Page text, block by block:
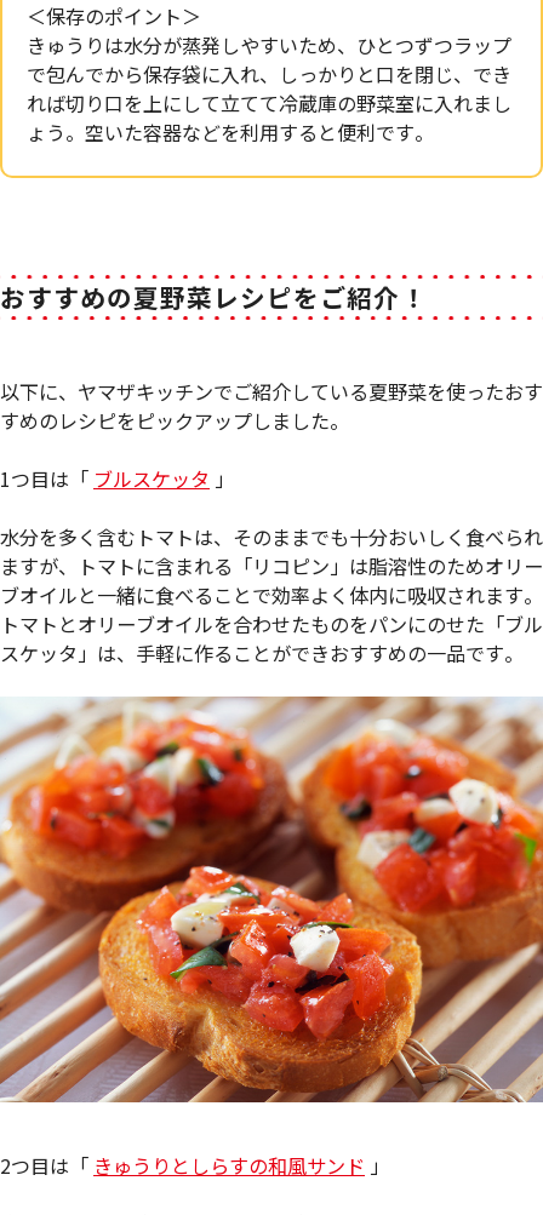
＜保存のポイント＞
きゅうりは水分が蒸発しやすいため、ひとつずつラップ
で包んでから保存袋に入れ、しっかりと口を閉じ、でき
れば切り口を上にして立てて冷蔵庫の野菜室に入れまし
ょう。空いた容器などを利用すると便利です。
おすすめの夏野菜レシピをご紹介！
以下に、ヤマザキッチンでご紹介している夏野菜を使ったおす
すめのレシピをピックアップしました。
1つ目は「 ブルスケッタ 」
水分を多く含むトマトは、そのままでも十分おいしく食べられ
ますが、トマトに含まれる「リコピン」は脂溶性のためオリー
ブオイルと一緒に食べることで効率よく体内に吸収されます。
トマトとオリーブオイルを合わせたものをパンにのせた「ブル
スケッタ」は、手軽に作ることができおすすめの一品です。
2つ目は「 きゅうりとしらすの和風サンド 」